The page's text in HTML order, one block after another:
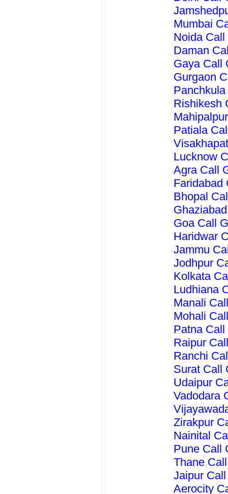
Mumbai
Noida
Daman
Gaya Call
Gurgaon
Rishikesh
Patiala
Lucknow
Agra Call
Faridabad
Bhopal
Goa Call
Haridwar
Jammu
Jodhpur
Kolkata
Ludhiana
Manali
Mohali
Patna
Raipur
Ranchi
Surat Call
Udaipur
Vadodara
Zirakpur
Nainital
Pune Call
Thane
Jaipur
Aerocity